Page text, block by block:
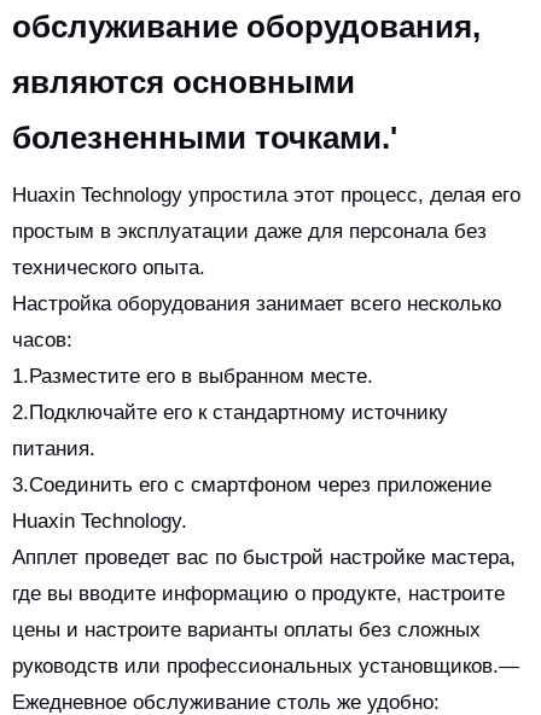
обслуживание оборудования,
являются основными
болезненными точками.'
Huaxin Technology упростила этот процесс, делая его
простым в эксплуатации даже для персонала без
технического опыта.
Настройка оборудования занимает всего несколько
часов:
1.Разместите его в выбранном месте.
2.Подключайте его к стандартному источнику
питания.
3.Соединить его с смартфоном через приложение
Huaxin Technology.
Апплет проведет вас по быстрой настройке мастера,
где вы вводите информацию о продукте, настроите
цены и настроите варианты оплаты без сложных
руководств или профессиональных установщиков.—
Ежедневное обслуживание столь же удобно: